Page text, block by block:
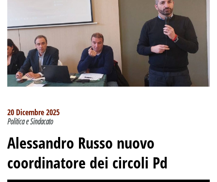
20 Dicembre 2025
Politica e Sindacato
Alessandro Russo nuovo
coordinatore dei circoli Pd